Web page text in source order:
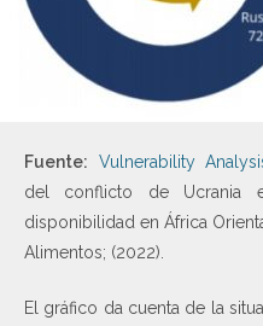
Fuente: Vulnerability
del conflicto de Ucrania
disponibilidad en África
Alimentos; (2022).
El gráfico da cuenta de la